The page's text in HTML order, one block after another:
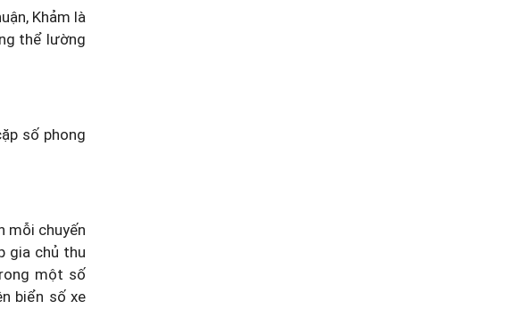
Khảm là
thể lường
số phong
mỗi chuyến
gia chủ thu
một số
biển số xe